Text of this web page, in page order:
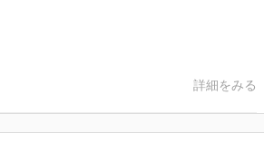
詳細をみる